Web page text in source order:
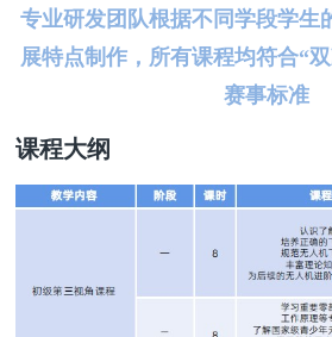
专业研发团 队根据不同学段学生
展特点制作， 所有课程均符合“
赛事标准
课程大纲